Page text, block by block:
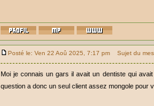
Posté le: Ven 22 Aoû 2025, 7:17 pm Sujet du
Moi je connais un gars il avait un dentiste qui
question a donc un seul client assez mongole pour